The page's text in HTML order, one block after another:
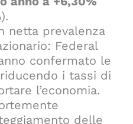
netta prevalenza
Federal
confermato le
i tassi di
l’economia.
delle